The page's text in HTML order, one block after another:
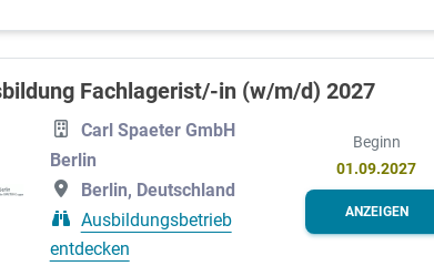
Fachlagerist/-in (w/m/d) 2027
Carl Spaeter GmbH
Berlin
Berlin, Deutschland
Ausbildungsbetrieb
entdecken
Beginn
01.09.2027
ANZEIGEN